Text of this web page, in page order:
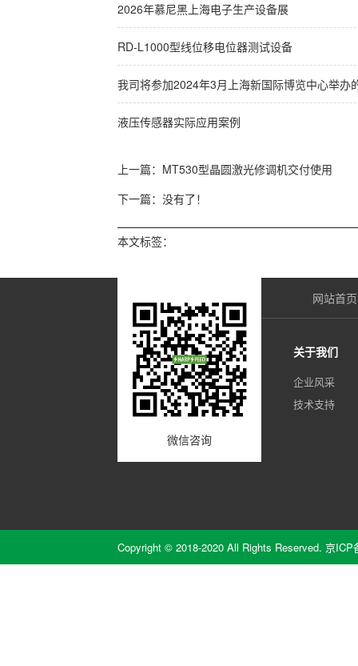
2026年慕尼黑上海电子生产设备展
RD-L1000型线位移电位器测试设备
我司将参加2024年3月上海新国际博览中心举办
液压传感器实际应用案例
上一篇： MT530型晶圆激光修调机交付使用
下一篇： 没有了！
本文标签：
微信咨询
网站首页
关于我们
企业风采
技术支持
Copyright © 2018-2020 All Rights Reserved. 京ICP